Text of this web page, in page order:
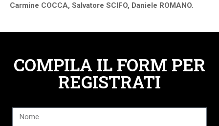
Carmine COCCA, Salvatore SCIFO, Daniele ROMANO.
COMPILA IL FORM PER
REGISTRATI